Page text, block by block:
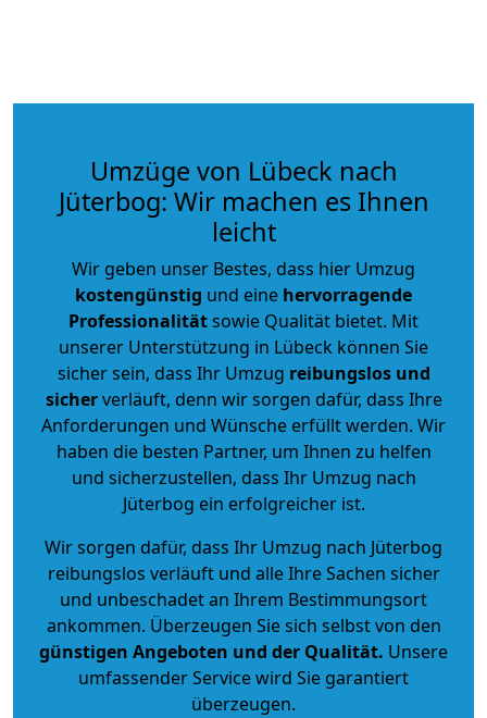
Umzüge von Lübeck nach
Jüterbog: Wir machen es Ihnen
leicht
Wir geben unser Bestes, dass hier Umzug
kostengünstig und eine hervorragende
Professionalitätsowie Qualität bietet. Mit
unserer Unterstützung in Lübeck können Sie
sicher sein, dass Ihr Umzug reibungslos und
sicherverläuft, denn wir sorgen dafür, dass Ihre
Anforderungen und Wünsche erfüllt werden. Wir
haben die besten Partner, um Ihnen zu helfen
und sicherzustellen, dass Ihr Umzug nach
Jüterbog ein erfolgreicher ist.
Wir sorgen dafür, dass Ihr Umzug nach Jüterbog
reibungslos verläuft und alle Ihre Sachen sicher
und unbeschadet an Ihrem Bestimmungsort
ankommen. Überzeugen Sie sich selbst von den
günstigen Angeboten und der Qualität. Unsere
umfassender Service wird Sie garantiert
überzeugen.